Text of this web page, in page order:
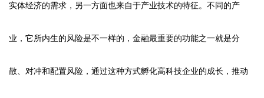
实体经济的需求，另一方面也来自于产业技术的特征。不同的产
业，它所内生的风险是不一样的，金融最重要的功能之一就是分
散、对冲和配置风险，通过这种方式孵化高科技企业的成长，推动